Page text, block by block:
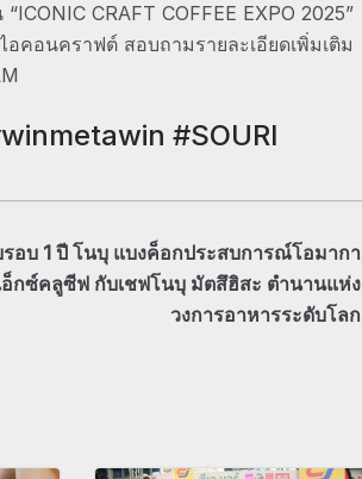
CRAFT COFFEE EXPO 2025”
คอนคราฟต์ สอบถามรายละเอียดเพิ่มเติม
#SOURI
อบ 1 ปี โนบุ แบงค็อกประสบการณ์โอมากา
อ็กซ์คลูซีฟ กับเชฟโนบุ มัตสึฮิสะ ตำนานแห่ง
วงการอาหารระดับโลก